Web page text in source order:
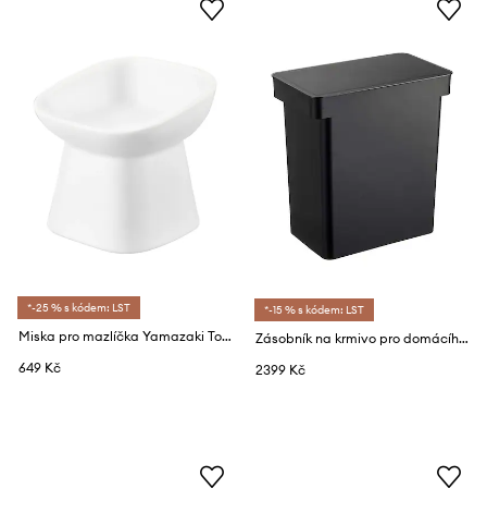
*-25 % s kódem: LST
Miska pro mazlíčka Yamazaki Tower 200 ml
649 Kč
*-15 % s kódem: LST
Zásobník na krmivo pro domácího mazlíčka Yamazaki Tower
2399 Kč